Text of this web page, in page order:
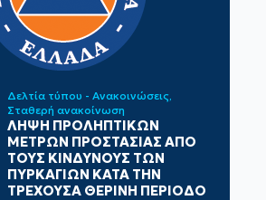
Δελτία τύπου - Ανακοινώσεις
Σταθερή ανακοίνωση
ΛΗΨΗ ΠΡΟΛΗΠΤΙΚΩΝ
ΜΕΤΡΩΝ ΠΡΟΣΤΑΣΙΑΣ ΑΠΟ
ΤΟΥΣ ΚΙΝΔΥΝΟΥΣ ΤΩΝ
ΠΥΡΚΑΓΙΩΝ ΚΑΤΑ ΤΗΝ
ΤΡΕΧΟΥΣΑ ΘΕΡΙΝΗ ΠΕΡΙΟΔΟ